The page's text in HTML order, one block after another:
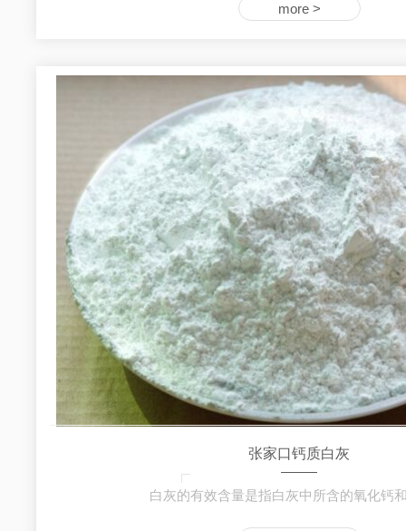
more >
张家口钙质白灰
白灰的有效含量是指白灰中所含的氧化钙